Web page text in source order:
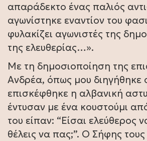
απαράδεκτο ένας παλιός
αγωνίστηκε εναντίον του
φυλακίζει αγωνιστές της
της ελευθερίας…».
Με τη δημοσιοποίηση της
Ανδρέα, όπως μου διηγήθηκε
επισκέφθηκε η αλβανική
έντυσαν με ένα κουστούμι
του είπαν: “Είσαι ελεύθερος
θέλεις να πας;”. Ο Σήφης τους